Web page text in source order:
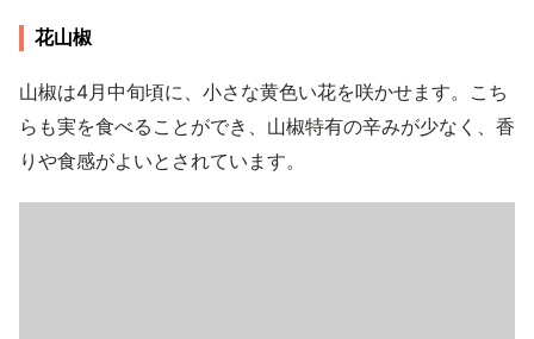
花山椒
山椒は4月中旬頃に、小さな黄色い花を咲かせます。こち
らも実を食べることができ、山椒特有の辛みが少なく、香
りや食感がよいとされています。